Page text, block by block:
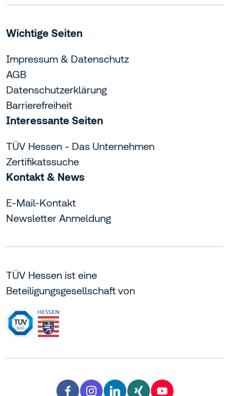
Wichtige Seiten
Impressum & Datenschutz
AGB
Datenschutzerklärung
Barrierefreiheit
Interessante Seiten
TÜV Hessen - Das Unternehmen
Zertifikatssuche
Kontakt & News
E-Mail-Kontakt
Newsletter Anmeldung
TÜV Hessen ist eine
Beteiligungsgesellschaft von
facebook
Facebook TÜV Hessen
instagram
Instagram TÜV Hessen
linkedin
LinkedIn TÜV Hessen
xing
Xing TÜV Hessen
youtube
YouTube TÜV